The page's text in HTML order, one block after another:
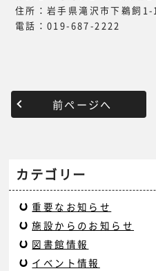
住所：岩手県滝沢市下鵜飼1-
電話：019-687-2222
前ページへ
カテゴリー
重要なお知らせ
施設からのお知らせ
図書館情報
イベント情報